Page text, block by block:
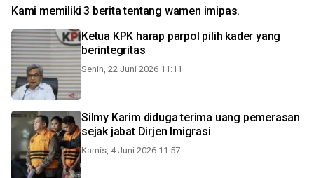
Kami memiliki 3 berita tentang wamen imipas.
Ketua KPK harap parpol pilih kader yang
berintegritas
Senin, 22 Juni 2026 11:11
Silmy Karim diduga terima uang pemerasan
sejak jabat Dirjen Imigrasi
Kamis, 4 Juni 2026 11:57